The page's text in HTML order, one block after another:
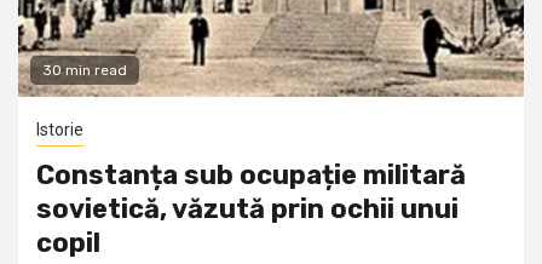
30 min read
Istorie
Constanța sub ocupație militară
sovietică, văzută prin ochii unui
copil